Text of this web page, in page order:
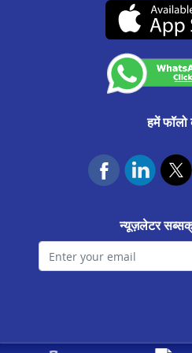
बेल्लारी मे प्रॉपर्टी पर लोन
हुबली मे प्रॉपर्टी पर लोन
बेलगाम मे प्रॉपर्टी पर लोन
गदग मे प्रॉपर्टी पर लोन
जयनगर मे प्रॉपर्टी पर लोन
चिकबलपुर मे प्रॉपर्टी पर लोन
(07-दिसंबर-2026 तक वैध)
हमें
न्यूज़लेटर